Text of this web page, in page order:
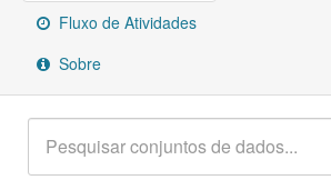
SobreFluxo de Atividades
Sobre